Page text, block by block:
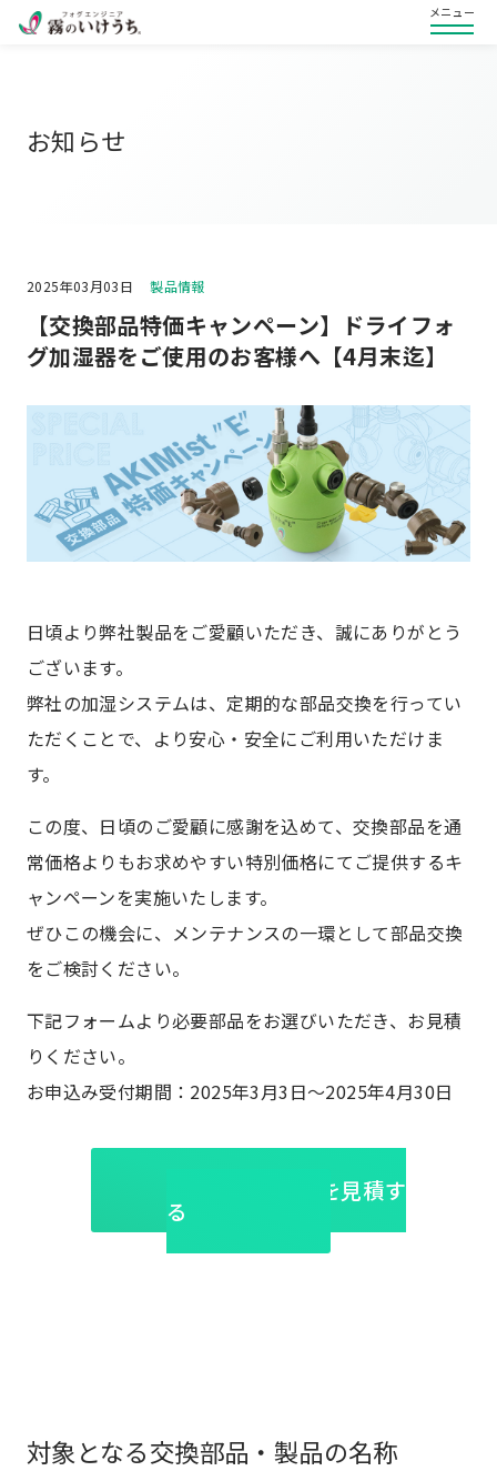
メニュー
お知らせ
2025年03月03日 製品情報
【交換部品特価キャンペーン】ドライフォ
グ加湿器をご使用のお客様へ【4月末迄】
日頃より弊社製品をご愛顧いただき、誠にありがとう
ございます。
弊社の加湿システムは、定期的な部品交換を行ってい
ただくことで、より安心・安全にご利用いただけま
す。
この度、日頃のご愛顧に感謝を込めて、交換部品を通
常価格よりもお求めやすい特別価格にてご提供するキ
ャンペーンを実施いたします。
ぜひこの機会に、メンテナンスの一環として部品交換
をご検討ください。
下記フォームより必要部品をお選びいただき、お見積
りください。
お申込み受付期間：2025年3月3日～2025年4月30日
交換部品を見積す
る
対象となる交換部品・製品の名称